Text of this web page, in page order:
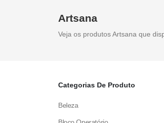
Artsana
Veja os produtos Artsana que
Categorias De Produto
Beleza